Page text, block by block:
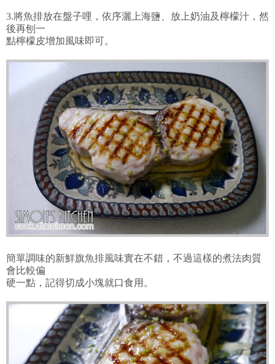
3.將魚排放在盤子哩，依序灑上海鹽、放上奶油及檸檬汁，然
後再刨一
點檸檬皮增加風味即可。
簡單調味的新鮮旗魚排風味實在不錯，不過這樣的煮法肉質
會比較偏
硬一點，記得切成小塊就口食用。